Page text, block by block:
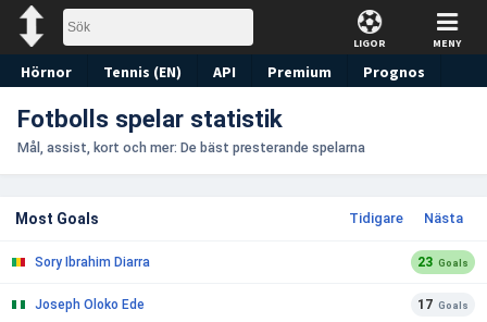
LIGOR MENY
Hörnor Tennis (EN) API Premium Prognos
Fotbolls spelar statistik
Mål, assist, kort och mer: De bäst presterande spelarna
Most Goals Tidigare Nästa
Sory Ibrahim Diarra 23 Goals
Joseph Oloko Ede 17 Goals